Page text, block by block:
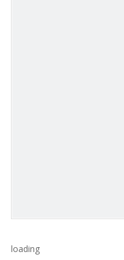
loading